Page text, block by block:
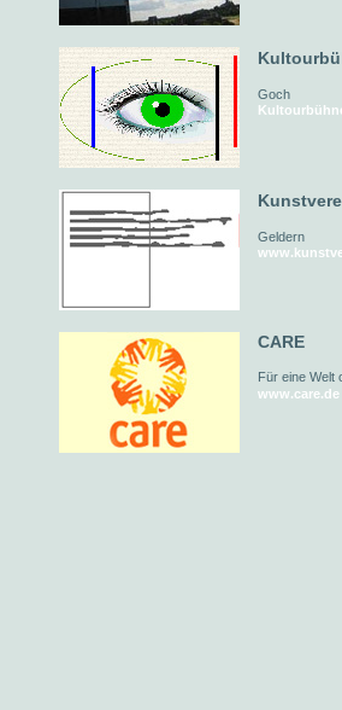
Goch
Geldern
CARE
Für eine Welt
www.care.de